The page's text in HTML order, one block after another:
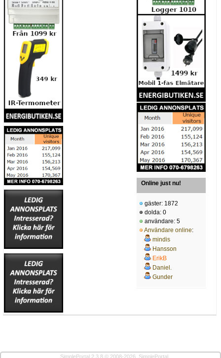
Online just nu!
gäster: 1872
dolda: 0
användare: 5
Användare online:
mindis
Hansson
ErikB
Daniel.
Gunder
SimplePortal 2.3.8 © 2008-2026, SimplePortal